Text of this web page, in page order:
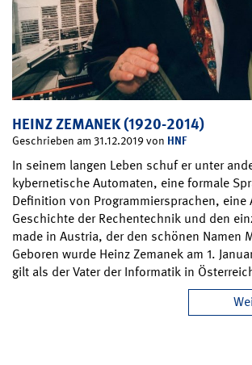
HEINZ ZEMANEK (1920-2014)
Geschrieben am 31.12.2019 von HNF
In seinem langen Leben schuf er unter
kybernetische Automaten, eine formale
Definition von Programmiersprachen, eine
Geschichte der Rechentechnik und den
made in Austria, der den schönen Namen
Geboren wurde Heinz Zemanek am 1.
gilt als der Vater der Informatik in